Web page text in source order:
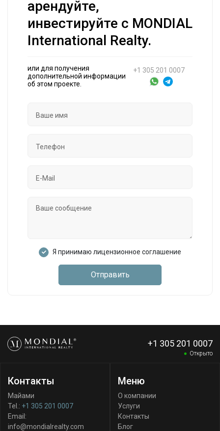
арендуйте,
инвестируйте с MONDIAL
International Realty.
или для получения
дополнительной информации
об этом проекте.
+1 305 201 0007
Я принимаю лицензионное соглашение
Отправить
+1 305 201 0007
Открыто
Контакты
Майами
Tel.: +1 305 201 0007
Email:
info@mondialrealty.com
Меню
О компании
Услуги
Контакты
Блог